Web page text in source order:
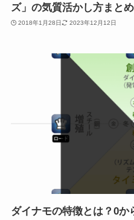
ズ」の気質活かし方まとめ
2018年1月28日 2023年12月12日
ダイナモの特徴とは？0